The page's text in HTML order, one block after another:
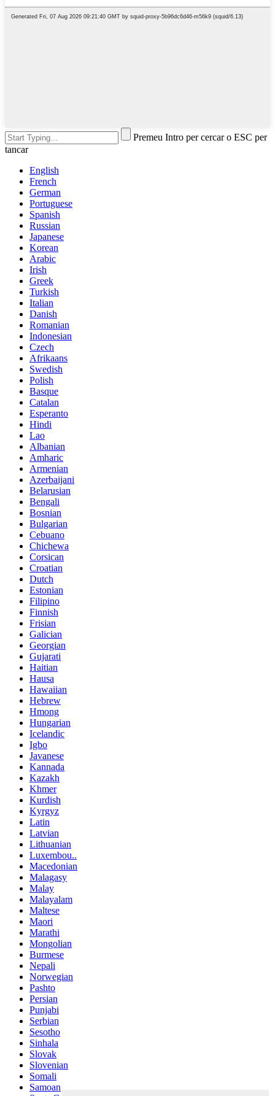
Premeu Intro per cercar o ESC per
tancar
English
French
German
Portuguese
Spanish
Russian
Japanese
Korean
Arabic
Irish
Greek
Turkish
Italian
Danish
Romanian
Indonesian
Czech
Afrikaans
Swedish
Polish
Basque
Catalan
Esperanto
Hindi
Lao
Albanian
Amharic
Armenian
Azerbaijani
Belarusian
Bengali
Bosnian
Bulgarian
Cebuano
Chichewa
Corsican
Croatian
Dutch
Estonian
Filipino
Finnish
Frisian
Galician
Georgian
Gujarati
Haitian
Hausa
Hawaiian
Hebrew
Hmong
Hungarian
Icelandic
Igbo
Javanese
Kannada
Kazakh
Khmer
Kurdish
Kyrgyz
Latin
Latvian
Lithuanian
Luxembou..
Macedonian
Malagasy
Malay
Malayalam
Maltese
Maori
Marathi
Mongolian
Burmese
Nepali
Norwegian
Pashto
Persian
Punjabi
Serbian
Sesotho
Sinhala
Slovak
Slovenian
Somali
Samoan